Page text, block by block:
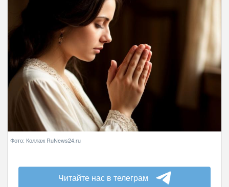
Фото: Коллаж RuNews24.ru
Читайте нас в телеграм